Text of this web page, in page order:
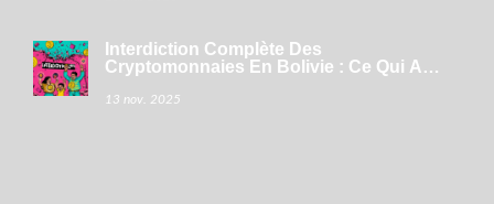
Interdiction Complète Des
Cryptomonnaies En Bolivie : Ce Qui A
13 nov. 2025